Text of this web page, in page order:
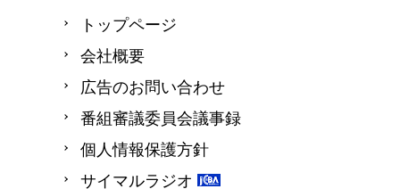
トップページ
会社概要
広告のお問い合わせ
番組審議委員会議事録
個人情報保護方針
サイマルラジオ